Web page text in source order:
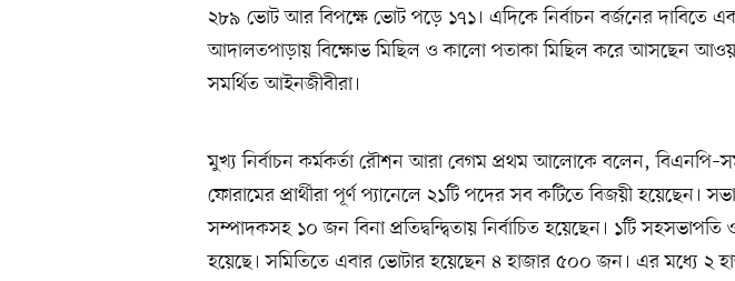
২৮৯ ভোট আর বিপক্ষে ভোট পড়ে ১৭১। এদিকে নির্বাচন বর্জনের দাবিতে
আদালতপাড়ায় বিক্ষোভ মিছিল ও কালো পতাকা মিছিল করে আসছেন
সমর্থিত আইনজীবীরা।
মুখ্য নির্বাচন কর্মকর্তা রৌশন আরা বেগম প্রথম আলোকে বলেন,
ফোরামের প্রার্থীরা পূর্ণ প্যানেলে ২১টি পদের সব কটিতে বিজয়ী হয়েছেন।
সম্পাদকসহ ১০ জন বিনা প্রতিদ্বন্দ্বিতায় নির্বাচিত হয়েছেন। ১টি
হয়েছে। সমিতিতে এবার ভোটার হয়েছেন ৪ হাজার ৫০০ জন। এর মধ্যে ২